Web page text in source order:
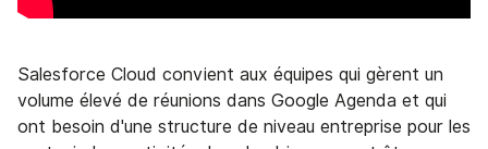
Salesforce Cloud convient aux équipes qui gèrent un
volume élevé de réunions dans Google Agenda et qui
ont besoin d'une structure de niveau entreprise pour les